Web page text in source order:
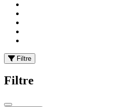
Filtre
Filtre